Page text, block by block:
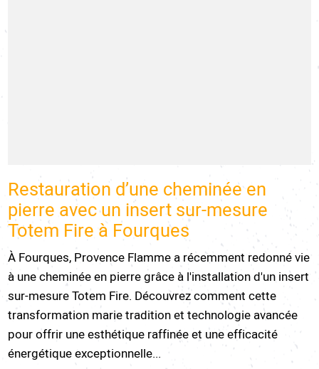
Restauration d’une cheminée en
pierre avec un insert sur-mesure
Totem Fire à Fourques
À Fourques, Provence Flamme a récemment redonné vie
à une cheminée en pierre grâce à l'installation d'un insert
sur-mesure Totem Fire. Découvrez comment cette
transformation marie tradition et technologie avancée
pour offrir une esthétique raffinée et une efficacité
énergétique exceptionnelle...